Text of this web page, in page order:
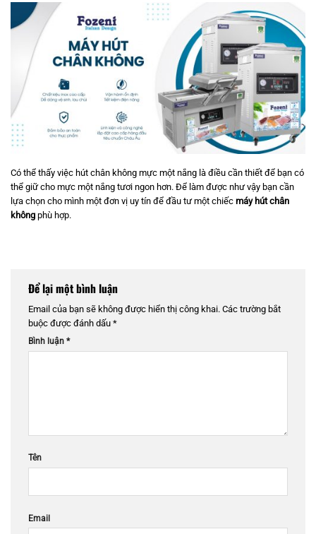
Có thể thấy việc hút chân không mực một nắng là điều cần thiết để bạn có
thể giữ cho mực một nắng tươi ngon hơn. Để làm được như vậy bạn cần
lựa chọn cho mình một đơn vị uy tín để đầu tư một chiếc máy hút chân
không phù hợp.
Để lại một bình luận
Email của bạn sẽ không được hiển thị công khai. Các trường bắt
buộc được đánh dấu *
Bình luận *
Tên
Email